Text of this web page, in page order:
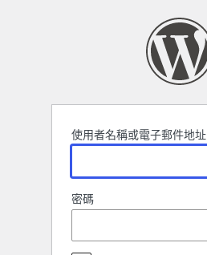
使用者名稱或電子郵件地址
密碼